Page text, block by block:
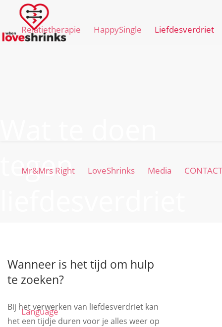
Relatietherapie HappySingle Liefdesverdriet
Mr&Mrs Right LoveShrinks Media CONTACT
Language
tegen
Wanneer is het tijd om hulp
te zoeken?
Bij het verwerken van liefdesverdriet kan
het een tijdje duren voor je alles weer op